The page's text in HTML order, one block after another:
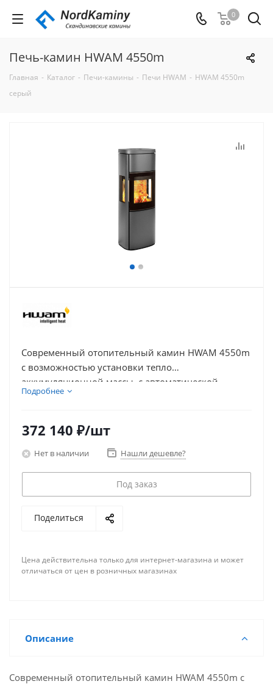
0
Печь-камин HWAM 4550m
Главная - Каталог - Печи-камины - Печи HWAM - HWAM 4550m
серый
Современный отопительный камин HWAM 4550m
с возможностью установки тепло
аккумуляционной массы, с автоматической
регулировкой уровня горения с двойным
4.9 кВт, рассчитана на отопление дома объемом
Подробнее
372 140 ₽/шт
Нет в наличии Нашли дешевле?
Под заказ
Поделиться
Цена действительна только для интернет-магазина и может
отличаться от цен в розничных магазинах
Описание
Современный отопительный камин HWAM 4550m с